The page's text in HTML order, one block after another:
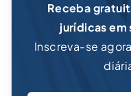
Receba
jurídicas em
Inscreva-se